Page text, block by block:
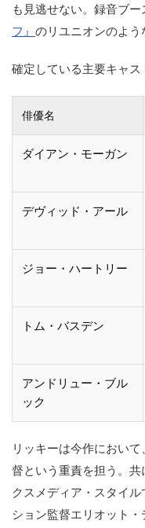
も見逃せない。録音ブー
フ』 のリユニオンのよう
確定している主要キャス
俳優名
ダイアン・モーガン
デヴィッド・アール
ジョー・ハートリー
トム・バスデン
アンドリュー・ブル
ック
リッキーは今作におい
督という重責を担う。
クスメディア・スタイ
ション監督エリオット・